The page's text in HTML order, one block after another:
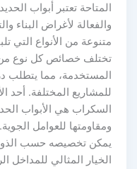
المتاحة تعتبر أبواب
والفعالة لأغراض البناء
متنوعة من الأنواع التي
تختلف خصائص كل نوع من
المستخدمة، مما يتطلب
للمشاريع المختلفة. أحد
السكراب هي الأبواب
ومقاومتها للعوامل
يمكن تخصيصه حسب الذوق
الخيار المثالي للمداخل